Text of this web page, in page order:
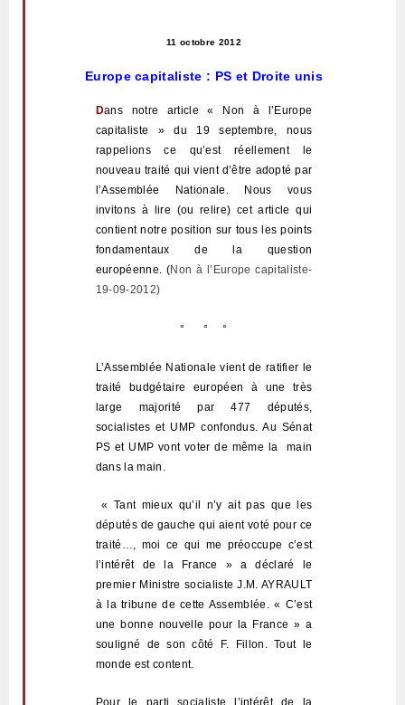
11 octobre 2012
Europe capitaliste : PS et Droite unis
Dans notre article « Non à l’Europe
capitaliste » du 19 septembre, nous
rappelions ce qu’est réellement le
nouveau traité qui vient d’être adopté par
l’Assemblée Nationale. Nous vous
invitons à lire (ou relire) cet article qui
contient notre position sur tous les points
fondamentaux de la question
européenne. (Non à l’Europe capitaliste-
19-09-2012)
° ° °
L’Assemblée Nationale vient de ratifier le
traité budgétaire européen à une très
large majorité par 477 députés,
socialistes et UMP confondus. Au Sénat
PS et UMP vont voter de même la
main
dans la main.
« Tant mieux qu’il n’y ait pas que les
députés de gauche qui aient voté pour ce
traité…, moi ce qui me préoccupe c’est
l’intérêt de la France » a déclaré le
premier Ministre socialiste J.M. AYRAULT
à la tribune de cette Assemblée. « C’est
une bonne nouvelle pour la France » a
souligné de son côté F. Fillon. Tout le
monde est content.